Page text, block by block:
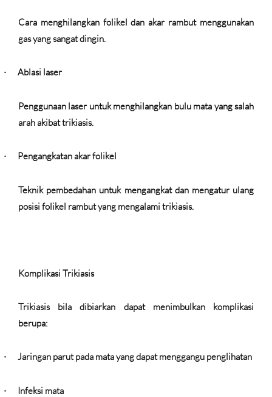
Cara menghilangkan folikel dan akar rambut menggunakan
gas yang sangat dingin.
· Ablasi laser
Penggunaan laser untuk menghilangkan bulu mata yang salah
arah akibat trikiasis.
· Pengangkatan akar folikel
Teknik pembedahan untuk mengangkat dan mengatur ulang
posisi folikel rambut yang mengalami trikiasis.
Komplikasi Trikiasis
Trikiasis bila dibiarkan dapat menimbulkan komplikasi
berupa:
· Jaringan parut pada mata yang dapat menggangu penglihatan
· Infeksi mata